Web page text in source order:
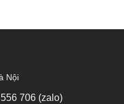
Nội
706 (zalo)